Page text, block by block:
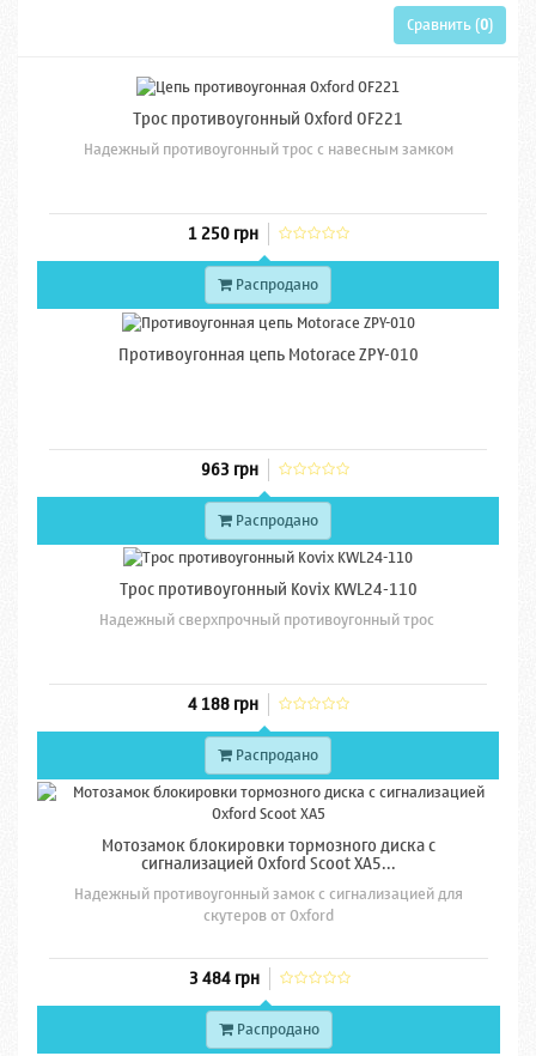
Сравнить (0)
Трос противоугонный Oxford OF221
Надежный противоугонный трос с навесным замком
1 250 грн
Распродано
Противоугонная цепь Motorace ZPY-010
963 грн
Распродано
Трос противоугонный Kovix KWL24-110
Надежный сверхпрочный противоугонный трос
4 188 грн
Распродано
Мотозамок блокировки тормозного диска с
сигнализацией Oxford Scoot XA5...
Надежный противоугонный замок с сигнализацией для
скутеров от Oxford
3 484 грн
Распродано